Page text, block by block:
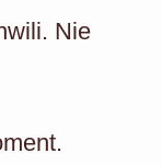
Nie